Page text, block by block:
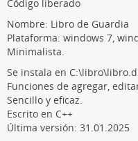
Código liberado
Nombre: Libro de Guardia
Plataforma: windows 7,
Minimalista.
Se instala en
Funciones de agregar,
Sencillo y eficaz.
Escrito en C++
Última versión: 31.01.2025